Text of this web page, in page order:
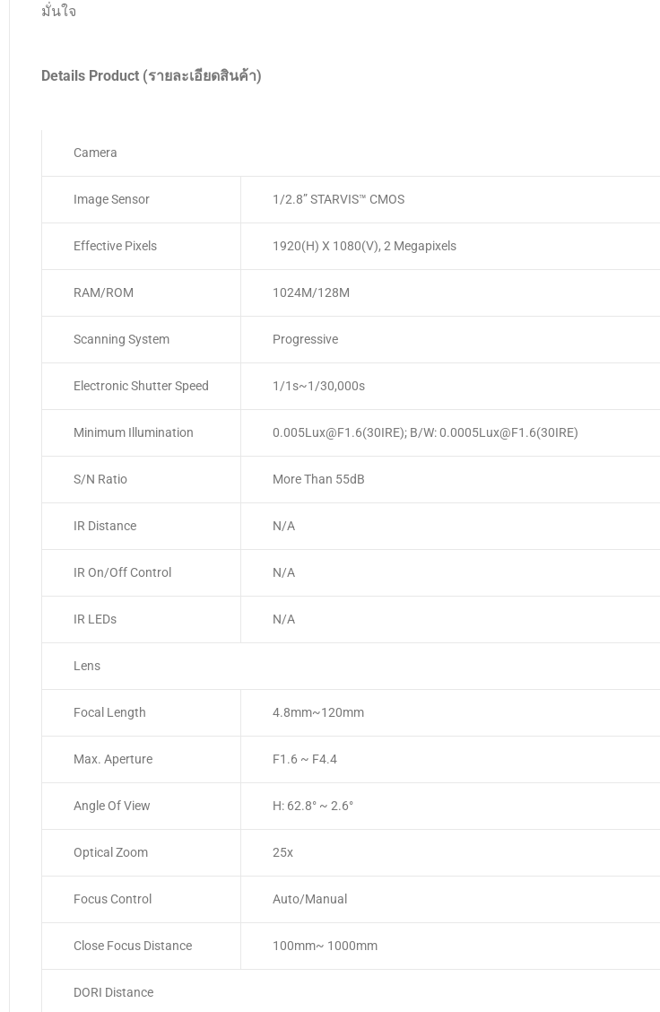
มั่นใจ
Details Product (รายละเอียดสินค้า)
Camera
Image Sensor 1/2.8” STARVIS™ CMOS
Effective Pixels 1920(H) X 1080(V), 2 Megapixels
RAM/ROM 1024M/128M
Scanning System Progressive
Electronic Shutter Speed 1/1s~1/30,000s
Minimum Illumination 0.005Lux@F1.6(30IRE); B/W: 0.0005Lux@F1.6(30IRE)
S/N Ratio More Than 55dB
IR Distance N/A
IR On/Off Control N/A
IR LEDs N/A
Lens
Focal Length 4.8mm~120mm
Max. Aperture F1.6 ~ F4.4
Angle Of View H: 62.8° ~ 2.6°
Optical Zoom 25x
Focus Control Auto/Manual
Close Focus Distance 100mm~ 1000mm
DORI Distance